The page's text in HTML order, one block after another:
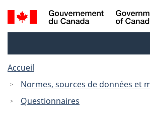
Passer
au
Passer
à
Recherche
et
Accueil
Normes, sources de données et
Questionnaires